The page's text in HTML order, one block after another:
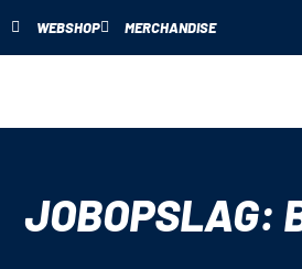
WEBSHOP MERCHANDISE
JOBOPSLAG: